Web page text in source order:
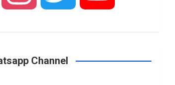
s i u
Channel